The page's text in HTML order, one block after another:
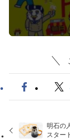
明石の
スター